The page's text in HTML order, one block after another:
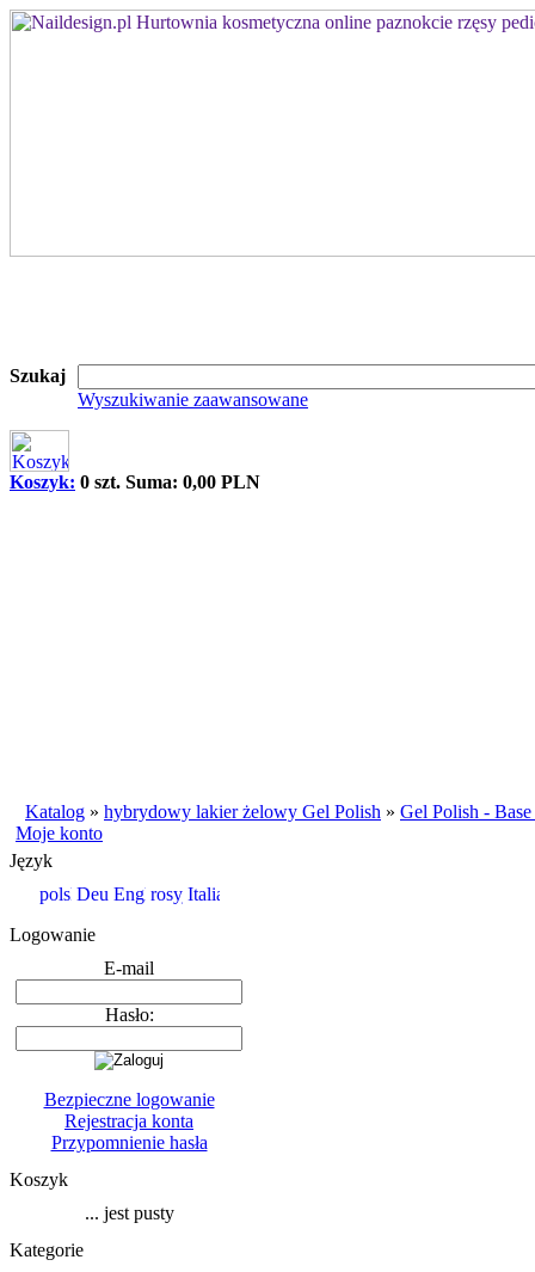
Szukaj
Wyszukiwanie zaawansowane
Koszyk: 0 szt. Suma: 0,00 PLN
Katalog » hybrydowy lakier żelowy Gel Polish » Gel Polish -
Moje konto
Język
Logowanie
E-mail
Hasło:
Bezpieczne logowanie
Rejestracja konta
Przypomnienie hasła
Koszyk
... jest pusty
Kategorie